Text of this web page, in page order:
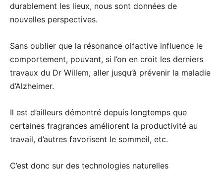
durablement les lieux, nous sont données de
nouvelles perspectives.
Sans oublier que la résonance olfactive influence le
comportement, pouvant, si l’on en croit les derniers
travaux du Dr Willem, aller jusqu’à prévenir la maladie
d’Alzheimer.
Il est d’ailleurs démontré depuis longtemps que
certaines fragrances améliorent la productivité au
travail, d’autres favorisent le sommeil, etc.
C’est donc sur des technologies naturelles